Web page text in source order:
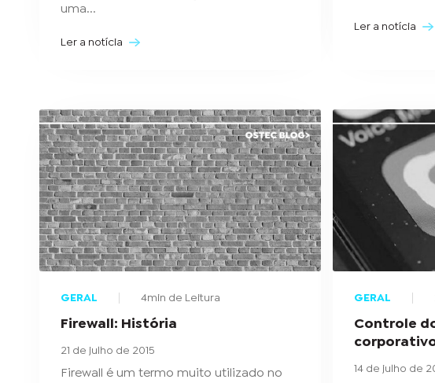
uma...
Ler a notícia
Ler a notícia
GERAL 4min de Leitura
Firewall: História
21 de julho de 2015
Firewall é um termo muito utilizado no
GERAL
Controle
14 de julho de